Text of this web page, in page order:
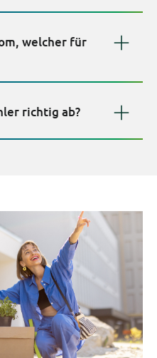
welcher für
richtig ab?